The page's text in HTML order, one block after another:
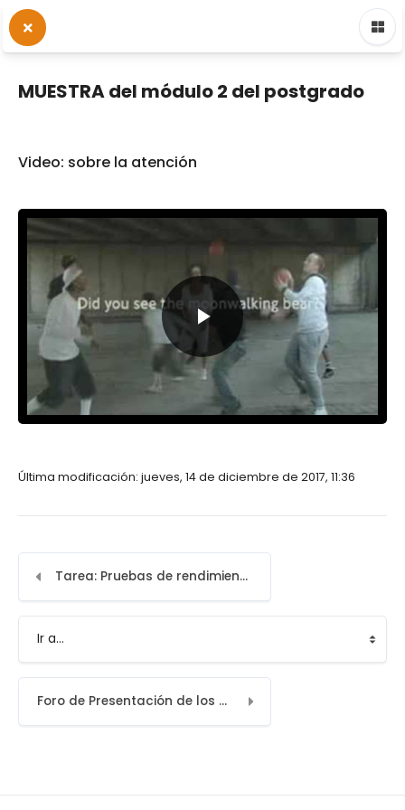
MUESTRA del módulo 2 del postgrado
Video: sobre la atención
Reproducir
Vídeo
Última modificación: jueves, 14 de diciembre de 2017, 11:36
Tarea: Pruebas de rendimiento cognitivo
Ir a...
Foro de Presentación de los profesores